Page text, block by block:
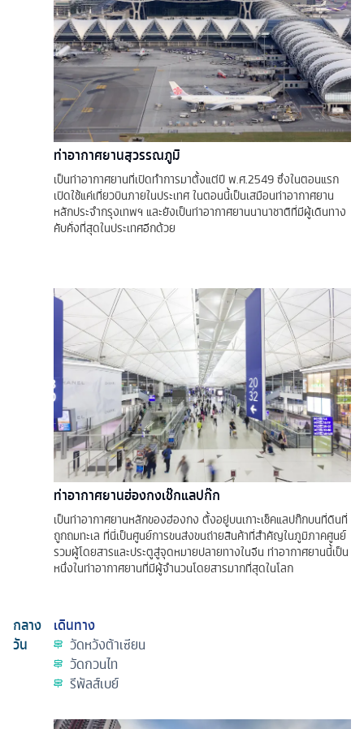
ท่าอากาศยานสุวรรณภูมิ
เป็นท่าอากาศยานที่เปิดทำการมาตั้งแต่ปี พ.ศ.2549 ซึ่งในตอนแรก
เปิดใช้แค่เที่ยวบินภายในประเทศ ในตอนนี้เป็นเสมือนท่าอากาศยาน
หลักประจำกรุงเทพฯ และยังเป็นท่าอากาศยานนานาชาติที่มีผู้เดินทาง
คับคั่งที่สุดในประเทศอีกด้วย
ท่าอากาศยานฮ่องกงเช๊กแลปก๊ก
เป็นท่าอากาศยานหลักของฮ่องกง ตั้งอยู่บนเกาะเช็คแลปก๊กบนที่ดินที่
ถูกถมทะเล ที่นี่เป็นศูนย์การขนส่งขนถ่ายสินค้าที่สำคัญในภูมิภาคศูนย์
รวมผู้โดยสารและประตูสู่จุดหมายปลายทางในจีน ท่าอากาศยานนี้เป็น
หนึ่งในท่าอากาศยานที่มีผู้จำนวนโดยสารมากที่สุดในโลก
กลาง
วัน
เดินทาง
วัดหวังต้าเซียน
วัดกวนไท
รีพัลส์เบย์